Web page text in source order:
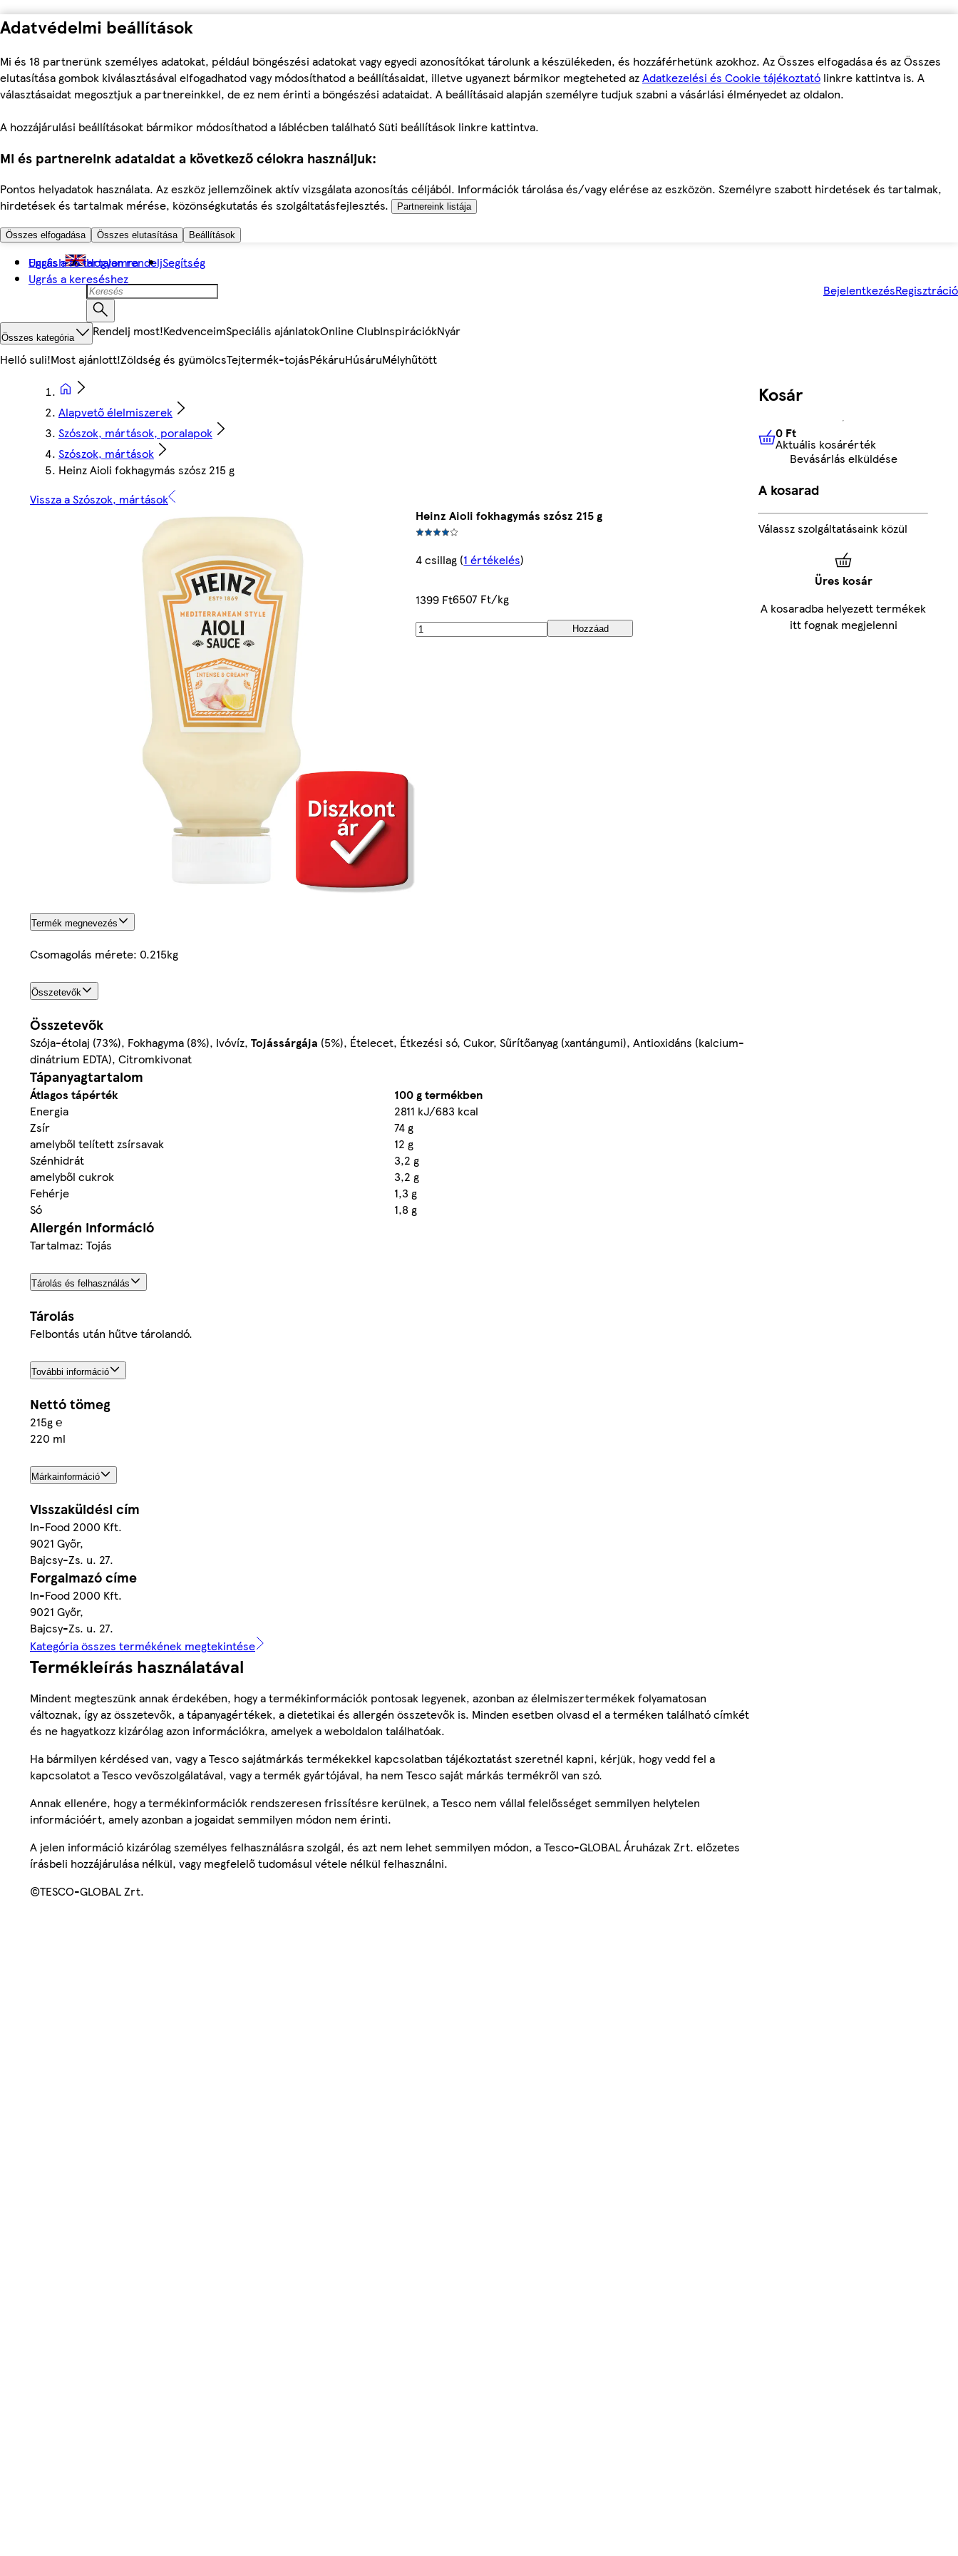
Adatvédelmi beállítások
Mi és 18 partnerünk személyes adatokat, például böngészési adatokat vagy egyedi azonosítókat tárolunk a készülékeden, és hozzáférhetünk azokhoz. Az Összes elfogadása és az Összes
elutasítása gombok kiválasztásával elfogadhatod vagy módosíthatod a beállításaidat, illetve ugyanezt bármikor megteheted azAdatkezelési és Cookie tájékoztató linkre kattintva is. A
választásaidat megosztjuk a partnereinkkel, de ez nem érinti a böngészési adataidat. A beállításaid alapján személyre tudjuk szabni a vásárlási élményedet az oldalon.
A hozzájárulási beállításokat bármikor módosíthatod a láblécben található Süti beállítások linkre kattintva.
Mi és partnereink adataidat a következő célokra használjuk:
Pontos helyadatok használata. Az eszköz jellemzőinek aktív vizsgálata azonosítás céljából. Információk tárolása és/vagy elérése az eszközön. Személyre szabott hirdetések és tartalmak,
hirdetések és tartalmak mérése, közönségkutatás és szolgáltatásfejlesztés.
Partnereink listája
Összes elfogadása Összes elutasítása Beállítások
Ugrás a fő tartalomra
Ugrás a kereséshez
English Hogyan rendeljSegítség
BejelentkezésRegisztráció
Összes kategória Rendelj most!KedvenceimSpeciális ajánlatokOnline ClubInspirációkNyár
Helló suli!Most ajánlott!Zöldség és gyümölcsTejtermék-tojásPékáruHúsáruMélyhűtött
Alapvető élelmiszerek
Szószok, mártások, poralapok
Szószok, mártások
Heinz Aioli fokhagymás szósz 215 g
Vissza a Szószok, mártások
Heinz Aioli fokhagymás szósz 215 g
4 csillag (1 értékelés)
1399 Ft6507 Ft/kg
Hozzáad
Termék megnevezés
Csomagolás mérete: 0.215kg
Összetevők
Összetevők
Szója-étolaj (73%), Fokhagyma (8%), Ivóvíz, Tojássárgája (5%), Ételecet, Étkezési só, Cukor, Sűrítőanyag (xantángumi), Antioxidáns (kalcium-
dinátrium EDTA), Citromkivonat
Tápanyagtartalom
Átlagos tápérték
100 g termékben
Energia
2811 kJ/683 kcal
Zsír
74 g
amelyből telített zsírsavak
12 g
Szénhidrát
3,2 g
amelyből cukrok
3,2 g
Fehérje
1,3 g
Só
1,8 g
Allergén információ
Tartalmaz: Tojás
Tárolás és felhasználás
Tárolás
Felbontás után hűtve tárolandó.
További információ
Nettó tömeg
215g ℮
220 ml
Márkainformáció
Visszaküldési cím
In-Food 2000 Kft.
9021 Győr,
Bajcsy-Zs. u. 27.
Forgalmazó címe
In-Food 2000 Kft.
9021 Győr,
Bajcsy-Zs. u. 27.
Kategória összes termékének megtekintése
Termékleírás használatával
Mindent megteszünk annak érdekében, hogy a termékinformációk pontosak legyenek, azonban az élelmiszertermékek folyamatosan
változnak, így az összetevők, a tápanyagértékek, a dietetikai és allergén összetevők is. Minden esetben olvasd el a terméken található címkét
és ne hagyatkozz kizárólag azon információkra, amelyek a weboldalon találhatóak.
Ha bármilyen kérdésed van, vagy a Tesco sajátmárkás termékekkel kapcsolatban tájékoztatást szeretnél kapni, kérjük, hogy vedd fel a
kapcsolatot a Tesco vevőszolgálatával, vagy a termék gyártójával, ha nem Tesco saját márkás termékről van szó.
Annak ellenére, hogy a termékinformációk rendszeresen frissítésre kerülnek, a Tesco nem vállal felelősséget semmilyen helytelen
információért, amely azonban a jogaidat semmilyen módon nem érinti.
A jelen információ kizárólag személyes felhasználásra szolgál, és azt nem lehet semmilyen módon, a Tesco-GLOBAL Áruházak Zrt. előzetes
írásbeli hozzájárulása nélkül, vagy megfelelő tudomásul vétele nélkül felhasználni.
©TESCO-GLOBAL Zrt.
Kosár
0 FtAktuális kosárérték
0 Ft
Aktuális kosárérték
Bevásárlás elküldése
A kosarad
Válassz szolgáltatásaink közül
Üres kosár
A kosaradba helyezett termékek
itt fognak megjelenni